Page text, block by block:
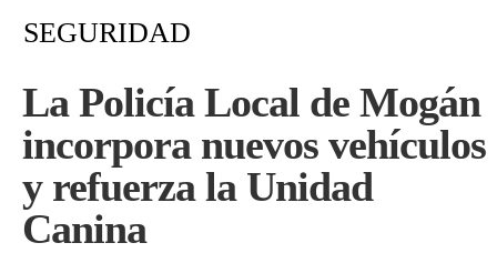
SEGURIDAD
La Policía Local de Mogán
incorpora nuevos vehículos
y refuerza la Unidad
Canina